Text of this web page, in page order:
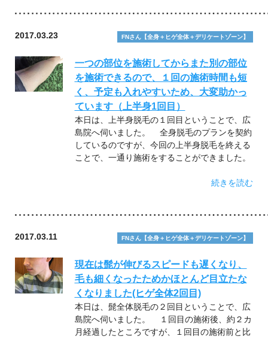
2017.03.23 FNさん【全身＋ヒゲ全体＋デリケートゾーン】
一つの部位を施術してからまた別の部位
を施術できるので、１回の施術時間も短
く、予定も入れやすいため、大変助かっ
ています（上半身1回目）
本日は、上半身脱毛の１回目ということで、広
島院へ伺いました。 全身脱毛のプランを契約
しているのですが、今回の上半身脱毛を終える
ことで、一通り施術をすることができました。
続きを読む
2017.03.11 FNさん【全身＋ヒゲ全体＋デリケートゾーン】
現在は髭が伸びるスピードも遅くなり、
毛も細くなったためかほとんど目立たな
くなりました(ヒゲ全体2回目)
本日は、髭全体脱毛の２回目ということで、広
島院へ伺いました。 １回目の施術後、約２カ
月経過したところですが、１回目の施術前と比